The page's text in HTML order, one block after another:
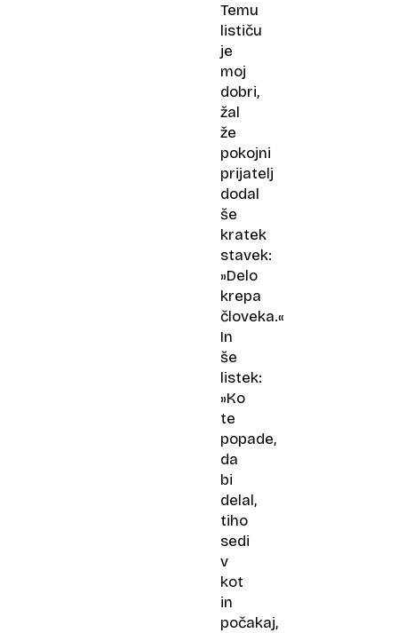
Temu
lističu
je
moj
dobri,
žal
že
pokojni
prijatelj
dodal
še
kratek
stavek:
»Delo
krepa
človeka.«
In
še
listek:
»Ko
te
popade,
da
bi
delal,
tiho
sedi
v
kot
in
počakaj,